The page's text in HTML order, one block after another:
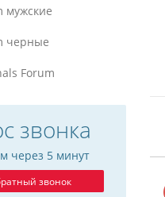
мужские
черные
Forum
звонка
через 5 минут
звонок